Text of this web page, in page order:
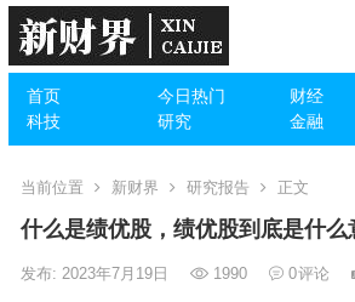
首页 今日热门 财经
科技
研究 金融
当前位置 新财界 研究报告 正文
什么是绩优股，绩优股到底是什么
发布: 2023年7月19日 1990 0评论